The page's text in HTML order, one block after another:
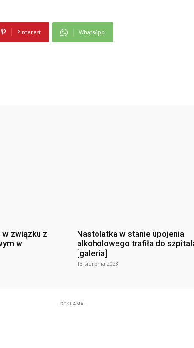
Pinterest WhatsApp
w związku z
w
Nastolatka w stanie upojenia
alkoholowego trafiła do
[galeria]
13 sierpnia 2023
- REKLAMA -